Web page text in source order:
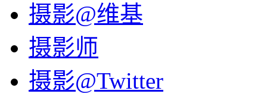
摄影@维基
摄影师
摄影@Twitter